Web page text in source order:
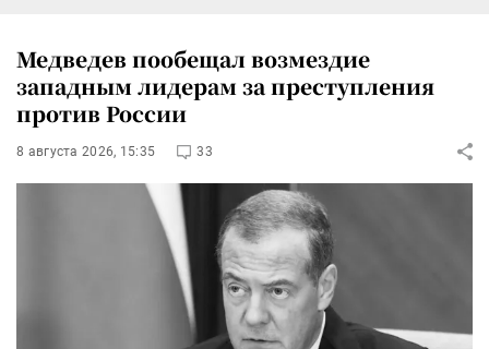
Медведев пообещал возмездие
западным лидерам за преступления
против России
8 августа 2026, 15:35 33